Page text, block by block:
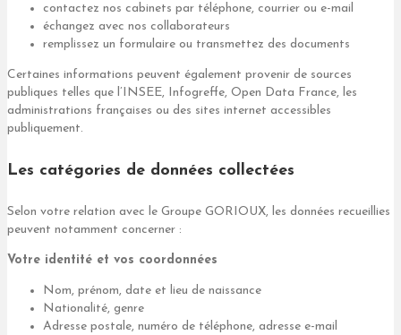
contactez nos cabinets par téléphone, courrier ou e-mail
échangez avec nos collaborateurs
remplissez un formulaire ou transmettez des documents
Certaines informations peuvent également provenir de sources
publiques telles que l’INSEE, Infogreffe, Open Data France, les
administrations françaises ou des sites internet accessibles
publiquement.
Les catégories de données collectées
Selon votre relation avec le Groupe GORIOUX, les données recueillies
peuvent notamment concerner :
Votre identité et vos coordonnées
Nom, prénom, date et lieu de naissance
Nationalité, genre
Adresse postale, numéro de téléphone, adresse e-mail